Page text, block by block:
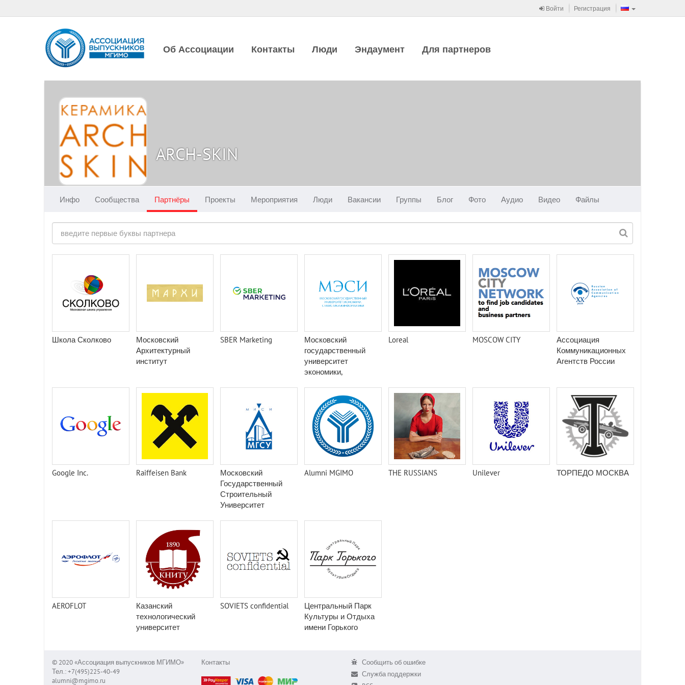
Войти Регистрация
Об Ассоциации Контакты Люди Эндаумент Для партнеров
ARCH-SKIN
Инфо Сообщества Партнёры Проекты Мероприятия Люди Вакансии Группы Блог Фото Аудио Видео Файлы
Школа Сколково
Московский
Архитектурный
институт
SBER Marketing
Московский
государственный
университет
экономики,
информатики (МЭСИ)
Loreal MOSCOW CITY
Ассоциация
Коммуникационных
Агентств России
Google Inc. Raiffeisen Bank
Московский
Государственный
Строительный
Университет
Alumni MGIMO THE RUSSIANS Unilever ТОРПЕДО МОСКВА
AEROFLOT
Казанский
технологический
университет
SOVIETS confidential
Центральный Парк
Культуры и Отдыха
имени Горького
© 2020 «Ассоциация выпускников МГИМО»
Тел.: +7(495)225-40-49
alumni@mgimo.ru
Контакты
Сообщить об ошибке
Служба поддержки